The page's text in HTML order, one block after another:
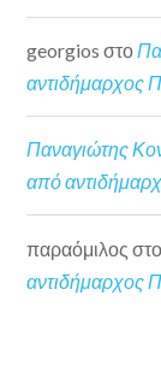
georgios στο
αντιδήμαρχος
Παναγιώτης
από
παραόμιλος στο
αντιδήμαρχος